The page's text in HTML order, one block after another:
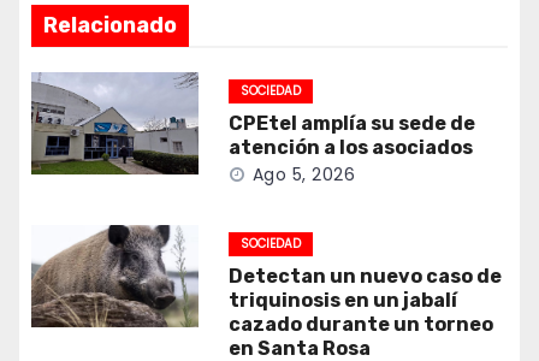
Relacionado
SOCIEDAD
CPEtel amplía su sede de
atención a los asociados
Ago 5, 2026
SOCIEDAD
Detectan un nuevo caso de
triquinosis en un jabalí
cazado durante un torneo
en Santa Rosa